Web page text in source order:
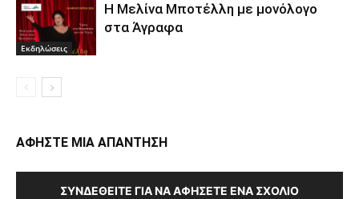
Εκδηλώσεις
Η Μελίνα Μποτέλλη με μονόλογο
στα Άγραφα
ΑΦΗΣΤΕ ΜΙΑ ΑΠΑΝΤΗΣΗ
ΣΥΝΔΕΘΕΊΤΕ ΓΙΑ ΝΑ ΑΦΉΣΕΤΕ ΈΝΑ ΣΧΌΛΙΟ